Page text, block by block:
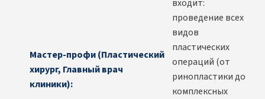
Мастер-профи (Пластический
хирург, Главный врач
клиники):
входит:
проведение всех
видов
пластических
операций (от
ринопластики до
комплексных